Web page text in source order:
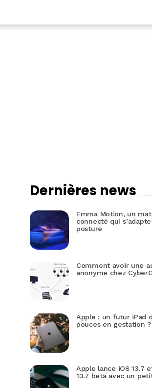
Dernières news
Emma Motion, un
connecté qui
posture
Comment avoir une
anonyme chez
Apple : un futur iPad
pouces en gestation ?
Apple lance iOS 13.7
13.7 beta avec un